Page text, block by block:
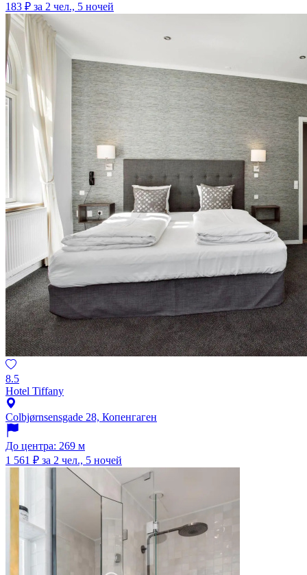
183 ₽ за 2 чел., 5 ночей
8.5
Hotel Tiffany
Colbjørnsensgade 28, Копенгаген
До центра: 269 м
1 561 ₽ за 2 чел., 5 ночей